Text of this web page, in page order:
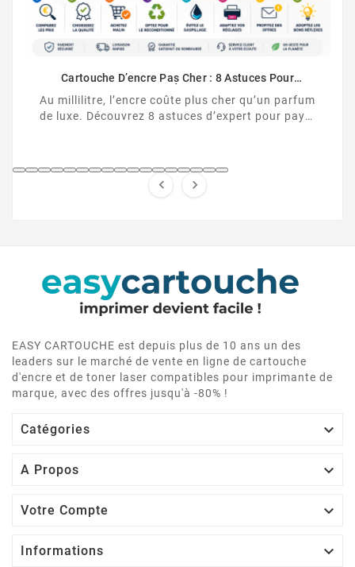
Pas Cher : 8 Astuces Pour
plus cher qu’un parfum
d’expert pour payer
Comment Désactiver La
Cartouche HP non
comment désactiver la
 
EASY CARTOUCHE est depuis plus de 10 ans un des
leaders sur le marché de vente en ligne de cartouche
d'encre et de toner laser compatibles pour imprimante de
marque, avec des offres jusqu'à -80% !
Catégories 
A Propos 
Votre Compte 
Informations 